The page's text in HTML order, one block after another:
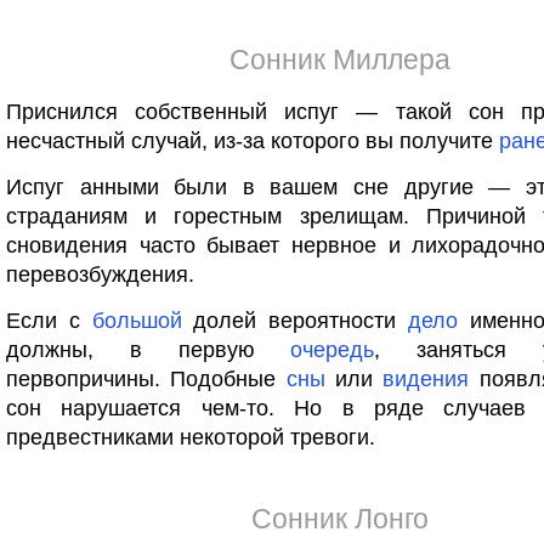
Сонник Миллера
Приснился собственный испуг — такой сон
несчастный случай, из-за которого вы получите
Испуг анными были в вашем сне другие —
страданиям и горестным зрелищам. Причиной
сновидения часто бывает нервное и
перевозбуждения.
Если с большой долей вероятности дело
должны, в первуюочередь, заняться
первопричины. Подобные сны или видения
сон нарушается чем-то. Но в ряде случаев
предвестниками некоторой тревоги.
Сонник Лонго